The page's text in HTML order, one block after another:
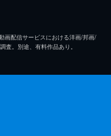
画配信サービスにおける洋画/邦画/
査。別途、有料作品あり。